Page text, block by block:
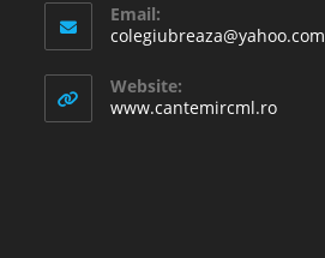
Email:
colegiubreaza@yahoo.com
Website:
www.cantemircml.ro